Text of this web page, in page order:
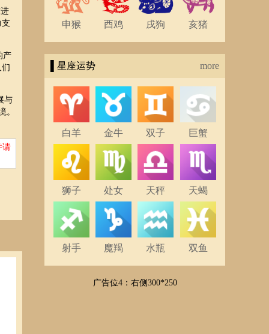
产
与
。
请
申猴 酉鸡 戌狗 亥猪
▌星座运势 more
白羊 金牛 双子 巨蟹
狮子 处女 天秤 天蝎
射手 魔羯 水瓶 双鱼
广告位4：右侧300*250